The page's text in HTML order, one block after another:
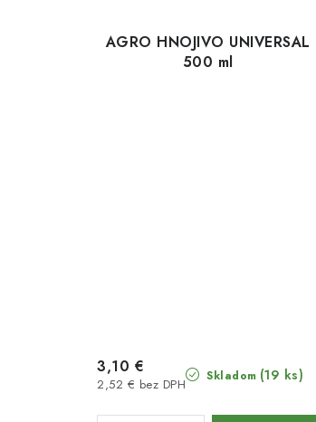
AGRO HNOJIVO UNIVERSAL
500 ml
Skladom (19 ks)
2,52 € bez DPH
3,10 €